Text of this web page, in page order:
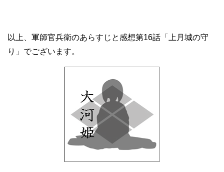
以上、軍師官兵衛のあらすじと感想第16話「上月城の守
り」でございます。